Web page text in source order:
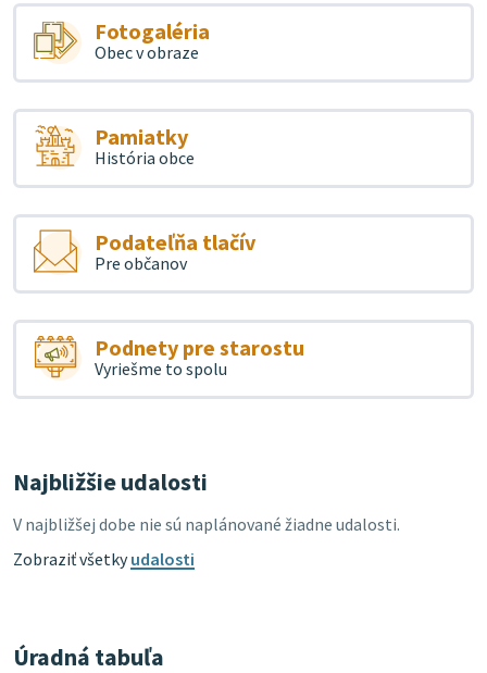
Fotogaléria
Obec v obraze
Pamiatky
História obce
Podateľňa tlačív
Pre občanov
Podnety pre starostu
Vyriešme to spolu
Najbližšie udalosti
V najbližšej dobe nie sú naplánované žiadne udalosti.
Zobraziť všetkyudalosti
Úradná tabuľa